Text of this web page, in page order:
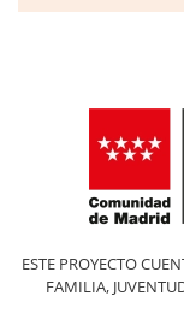
ESTE PROYECTO
FAMILIA,